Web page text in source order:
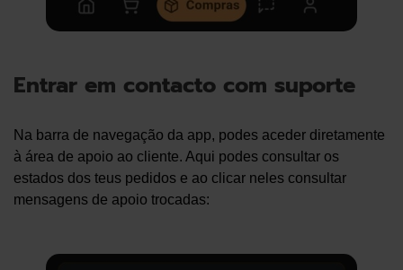
Entrar em contacto com suporte
Na barra de navegação da app, podes aceder diretamente
à área de apoio ao cliente. Aqui podes consultar os
estados dos teus pedidos e ao clicar neles consultar
mensagens de apoio trocadas: